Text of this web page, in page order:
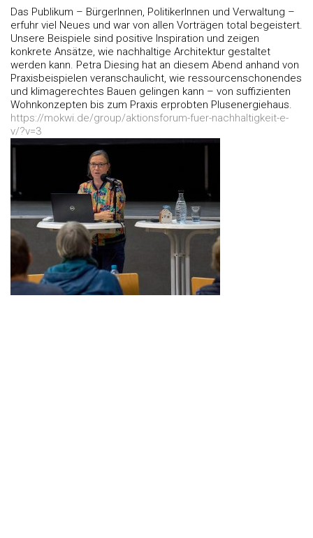
Das Publikum – BürgerInnen, PolitikerInnen und Verwaltung –
erfuhr viel Neues und war von allen Vorträgen total begeistert.
Unsere Beispiele sind positive Inspiration und zeigen
konkrete Ansätze, wie nachhaltige Architektur gestaltet
werden kann. Petra Diesing hat an diesem Abend anhand von
Praxisbeispielen veranschaulicht, wie ressourcenschonendes
und klimagerechtes Bauen gelingen kann – von suffizienten
Wohnkonzepten bis zum Praxis erprobten Plusenergiehaus.
https://mokwi.de/group/aktionsforum-fuer-nachhaltigkeit-e-
v/?v=3